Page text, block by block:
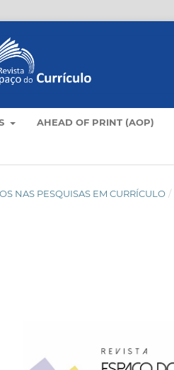
AHEAD OF PRINT (AOP)
NAS PESQUISAS EM CURRÍCULO /